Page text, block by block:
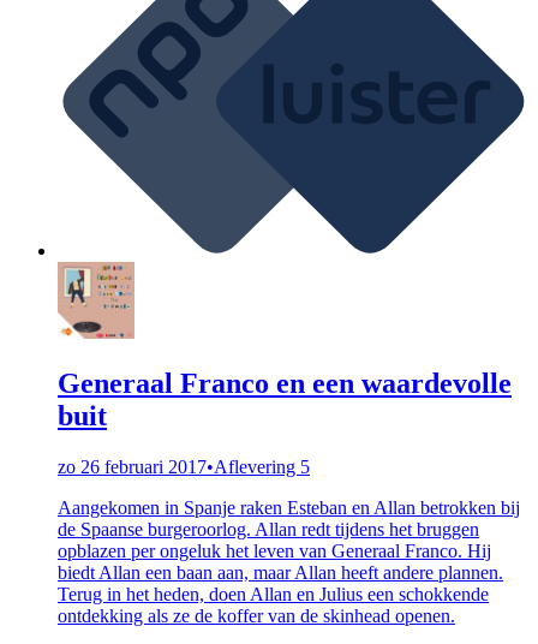
Generaal Franco en een waardevolle
buit
zo 26 februari 2017•Aflevering 5
Aangekomen in Spanje raken Esteban en Allan betrokken bij
de Spaanse burgeroorlog. Allan redt tijdens het bruggen
opblazen per ongeluk het leven van Generaal Franco. Hij
biedt Allan een baan aan, maar Allan heeft andere plannen.
Terug in het heden, doen Allan en Julius een schokkende
ontdekking als ze de koffer van de skinhead openen.